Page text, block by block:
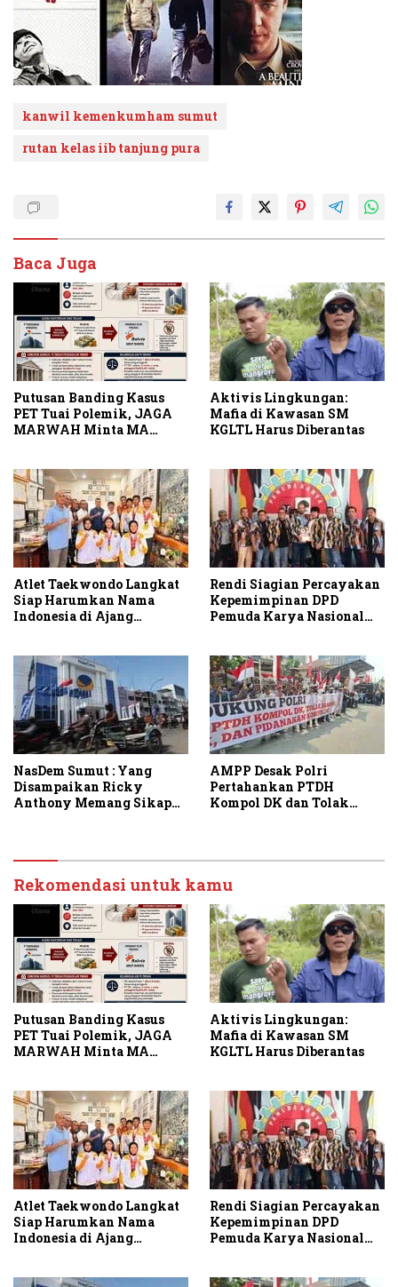
kanwil kemenkumham sumut
rutan kelas iib tanjung pura
Baca Juga
Putusan Banding Kasus
PET Tuai Polemik, JAGA
MARWAH Minta MA
Aktivis Lingkungan:
Mafia di Kawasan SM
KGLTL Harus Diberantas
Atlet Taekwondo Langkat
Siap Harumkan Nama
Indonesia di Ajang
Rendi Siagian Percayakan
Kepemimpinan DPD
Pemuda Karya Nasional
NasDem Sumut : Yang
Disampaikan Ricky
Anthony Memang Sikap
AMPP Desak Polri
Pertahankan PTDH
Kompol DK dan Tolak
Rekomendasi untuk kamu
Putusan Banding Kasus
PET Tuai Polemik, JAGA
MARWAH Minta MA
Aktivis Lingkungan:
Mafia di Kawasan SM
KGLTL Harus Diberantas
Atlet Taekwondo Langkat
Siap Harumkan Nama
Indonesia di Ajang
Rendi Siagian Percayakan
Kepemimpinan DPD
Pemuda Karya Nasional